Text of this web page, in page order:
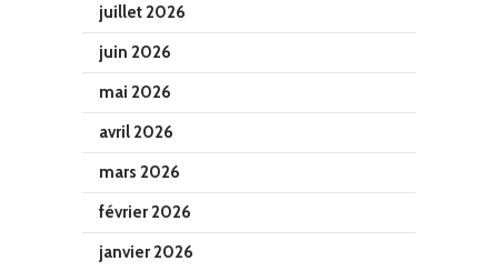
juillet 2026
juin 2026
mai 2026
avril 2026
mars 2026
février 2026
janvier 2026